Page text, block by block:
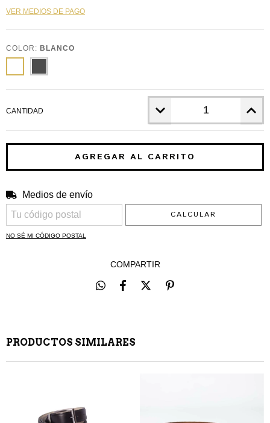
VER MEDIOS DE PAGO
COLOR: BLANCO
CANTIDAD
Entregas para el CP:
Medios de envío
CALCULAR
NO SÉ MI CÓDIGO POSTAL
COMPARTIR
PRODUCTOS SIMILARES